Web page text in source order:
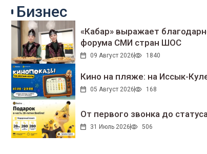
Бизнес
«Кабар» выражает
форума СМИ стран ШОС
09 Август 2026 1840
Кино на пляже: на Иссык-
05 Август 2026 168
От первого звонка до
31 Июль 2026 506